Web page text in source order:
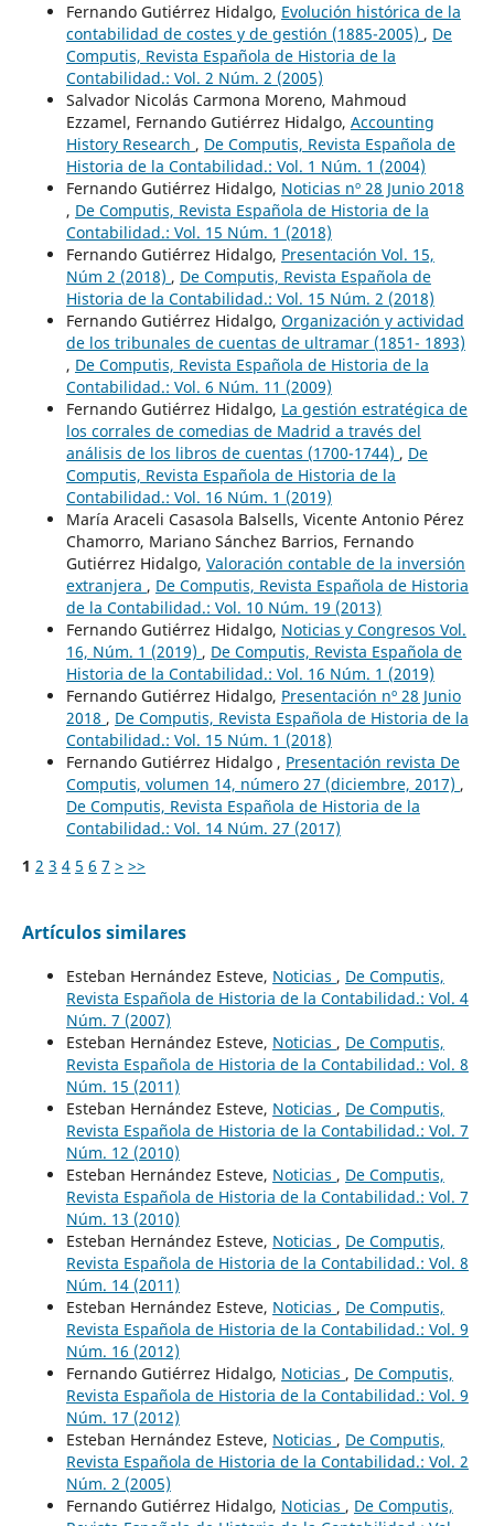
Fernando Gutiérrez Hidalgo, Evolución histórica de la
contabilidad de costes y de gestión (1885-2005) , De
Computis, Revista Española de Historia de la
Contabilidad.: Vol. 2 Núm. 2 (2005)
Salvador Nicolás Carmona Moreno, Mahmoud
Ezzamel, Fernando Gutiérrez Hidalgo, Accounting
History Research , De Computis, Revista Española de
Historia de la Contabilidad.: Vol. 1 Núm. 1 (2004)
Fernando Gutiérrez Hidalgo, Noticias nº 28 Junio 2018
, De Computis, Revista Española de Historia de la
Contabilidad.: Vol. 15 Núm. 1 (2018)
Fernando Gutiérrez Hidalgo, Presentación Vol. 15,
Núm 2 (2018) , De Computis, Revista Española de
Historia de la Contabilidad.: Vol. 15 Núm. 2 (2018)
Fernando Gutiérrez Hidalgo, Organización y actividad
de los tribunales de cuentas de ultramar (1851- 1893)
, De Computis, Revista Española de Historia de la
Contabilidad.: Vol. 6 Núm. 11 (2009)
Fernando Gutiérrez Hidalgo, La gestión estratégica de
los corrales de comedias de Madrid a través del
análisis de los libros de cuentas (1700-1744) , De
Computis, Revista Española de Historia de la
Contabilidad.: Vol. 16 Núm. 1 (2019)
María Araceli Casasola Balsells, Vicente Antonio Pérez
Chamorro, Mariano Sánchez Barrios, Fernando
Gutiérrez Hidalgo, Valoración contable de la inversión
extranjera , De Computis, Revista Española de Historia
de la Contabilidad.: Vol. 10 Núm. 19 (2013)
Fernando Gutiérrez Hidalgo, Noticias y Congresos Vol.
16, Núm. 1 (2019) , De Computis, Revista Española de
Historia de la Contabilidad.: Vol. 16 Núm. 1 (2019)
Fernando Gutiérrez Hidalgo, Presentación nº 28 Junio
2018 , De Computis, Revista Española de Historia de la
Contabilidad.: Vol. 15 Núm. 1 (2018)
Fernando Gutiérrez Hidalgo , Presentación revista De
Computis, volumen 14, número 27 (diciembre, 2017) ,
De Computis, Revista Española de Historia de la
Contabilidad.: Vol. 14 Núm. 27 (2017)
1 2 3 4 5 6 7 > >>
Artículos similares
Esteban Hernández Esteve, Noticias , De Computis,
Revista Española de Historia de la Contabilidad.: Vol. 4
Núm. 7 (2007)
Esteban Hernández Esteve, Noticias , De Computis,
Revista Española de Historia de la Contabilidad.: Vol. 8
Núm. 15 (2011)
Esteban Hernández Esteve, Noticias , De Computis,
Revista Española de Historia de la Contabilidad.: Vol. 7
Núm. 12 (2010)
Esteban Hernández Esteve, Noticias , De Computis,
Revista Española de Historia de la Contabilidad.: Vol. 7
Núm. 13 (2010)
Esteban Hernández Esteve, Noticias , De Computis,
Revista Española de Historia de la Contabilidad.: Vol. 8
Núm. 14 (2011)
Esteban Hernández Esteve, Noticias , De Computis,
Revista Española de Historia de la Contabilidad.: Vol. 9
Núm. 16 (2012)
Fernando Gutiérrez Hidalgo, Noticias , De Computis,
Revista Española de Historia de la Contabilidad.: Vol. 9
Núm. 17 (2012)
Esteban Hernández Esteve, Noticias , De Computis,
Revista Española de Historia de la Contabilidad.: Vol. 2
Núm. 2 (2005)
Fernando Gutiérrez Hidalgo, Noticias , De Computis,